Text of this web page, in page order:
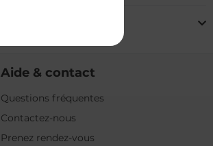
Aide & contact
Questions fréquentes
Contactez-nous
Prenez rendez-vous